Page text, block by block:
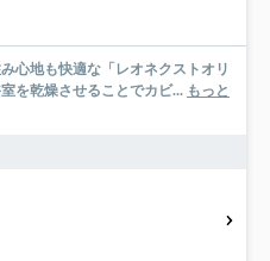
心地も快適な「レオネクストオリ
を乾燥させることでカビ... もっと